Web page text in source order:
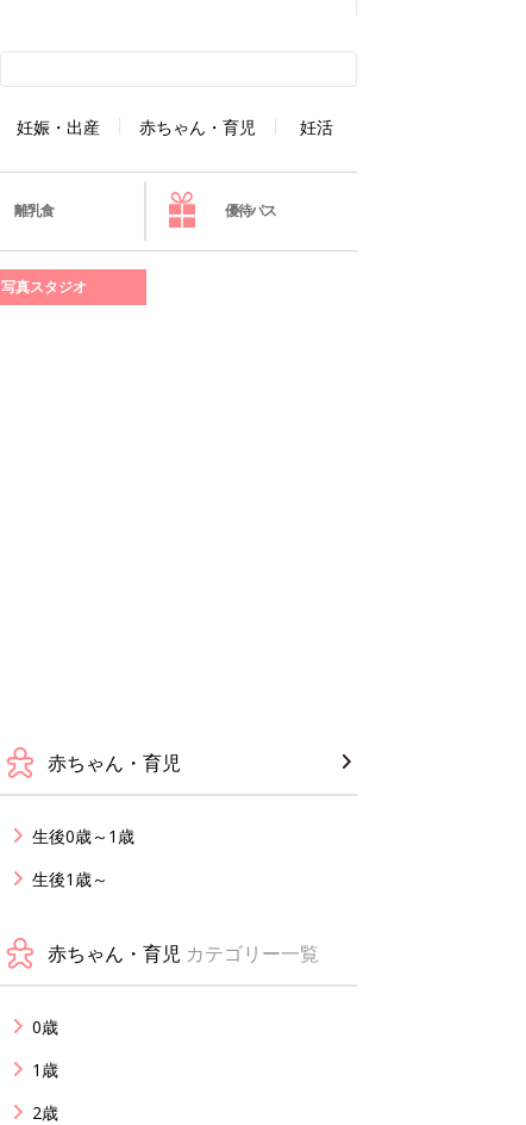
妊娠・出産 赤ちゃん・育児 妊活
離乳食 優待パス
写真スタジオ
赤ちゃん・育児
生後0歳～1歳
生後1歳～
赤ちゃん・育児 カテゴリー一覧
0歳
1歳
2歳